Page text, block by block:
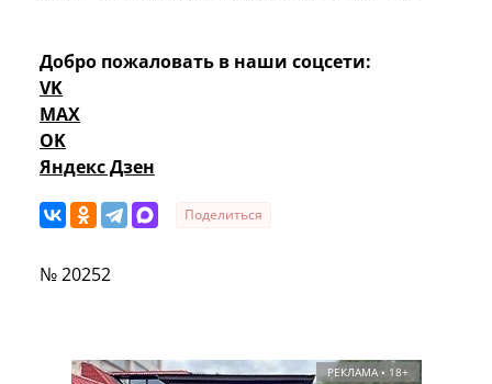
Добро пожаловать в наши соцсети:
VK
MAX
OK
Яндекс Дзен
Поделиться
№ 20252
РЕКЛАМА • 18+